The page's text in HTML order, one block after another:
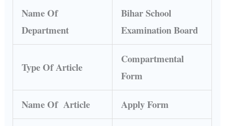
Name Of
Department
Bihar School
Examination Board
Type Of Article
Compartmental
Form
Name Of Article Apply Form